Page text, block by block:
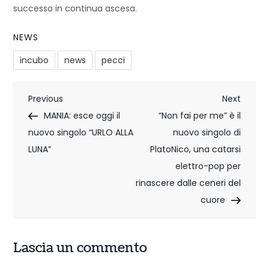
successo in continua ascesa.
NEWS
incubo
news pecci
N
a
v
z
Previous
Post
Previous
MANIA: esce oggi il
nuovo singolo “URLO ALLA
LUNA”
Next
Post
Next
“Non fai per me” è il
nuovo singolo di
PlatoNico, una catarsi
elettro-pop per
rinascere dalle ceneri del
cuore
Lascia un commento